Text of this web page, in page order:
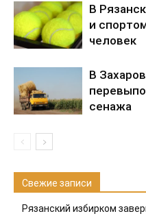
В
и
человек
В
сенажа
Свежие записи
Рязанский избирком